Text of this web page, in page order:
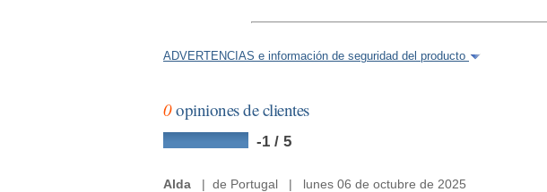
ADVERTENCIAS e información de seguridad del producto
0opiniones de clientes
-1 / 5
Alda | de Portugal | lunes 06 de octubre de 2025